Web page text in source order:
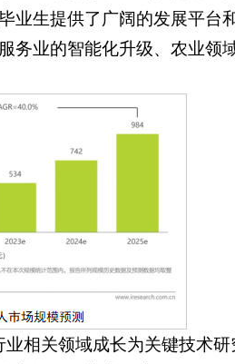
业生提供了广阔的发展平台
务业的智能化升级、农业领
相关领域成长为关键技术